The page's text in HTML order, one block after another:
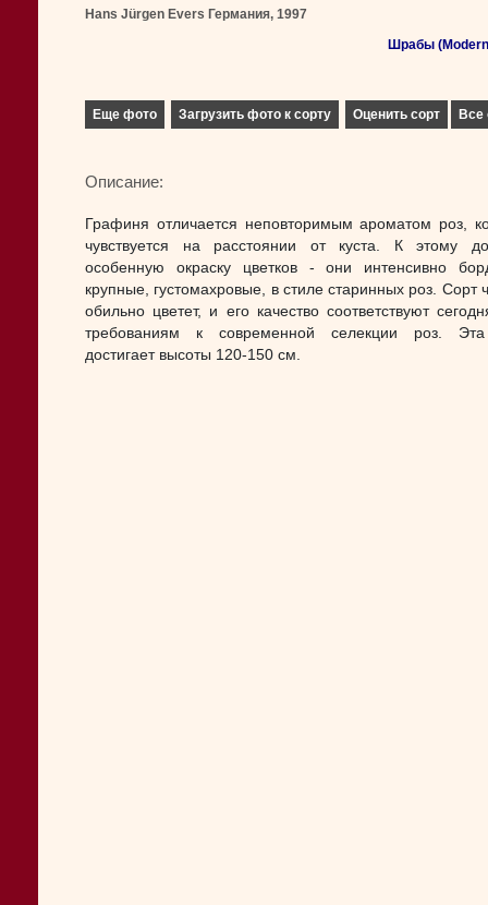
Hans Jürgen Evers Германия, 1997
Шрабы
Еще фото Загрузить фото к сорту Оценить сорт Все
Описание:
Графиня отличается неповторимым ароматом роз,
чувствуется на расстоянии от куста. К этому
особенную окраску цветков - они интенсивно
крупные, густомахровые, в стиле старинных роз. Сорт
обильно цветет, и его качество соответствуют
требованиям к современной селекции роз.
достигает высоты 120-150 см.